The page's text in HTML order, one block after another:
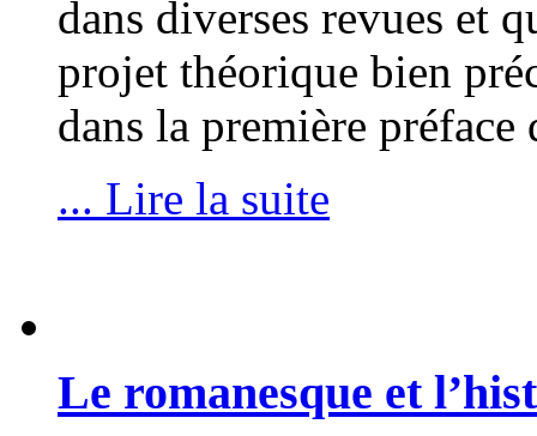
dans diverses revues et
projet théorique bien
dans la première
... Lire la suite
Le romanesque et